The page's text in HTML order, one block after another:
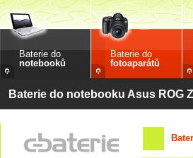
Baterie do
notebooků
Baterie do
fotoaparátů
Baterie do notebooku Asus ROG